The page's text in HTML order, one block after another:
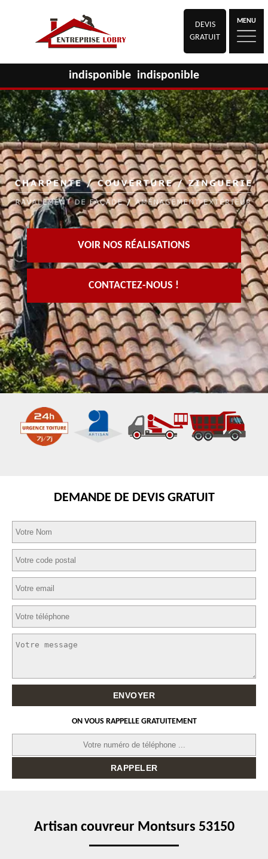
DEVIS
GRATUIT
MENU
indisponible indisponible
VOIR NOS RÉALISATIONS
CONTACTEZ-NOUS !
DEMANDE DE DEVIS GRATUIT
ON VOUS RAPPELLE GRATUITEMENT
Artisan couvreur Montsurs 53150